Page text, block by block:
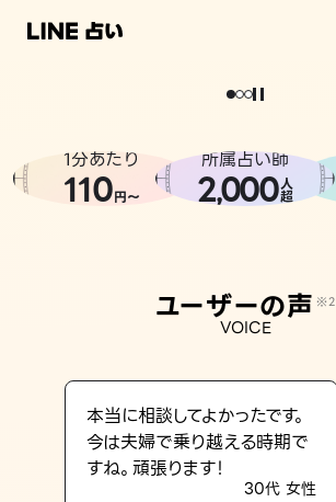
相談事例
どうせなら
。
1分あたり
110円〜
所属占い師
2,000人
超
ユーザーの声 ※2
VOICE
本当に相談してよかったです。
今は夫婦で乗り越える時期で
すね。頑張ります！
30代 女性